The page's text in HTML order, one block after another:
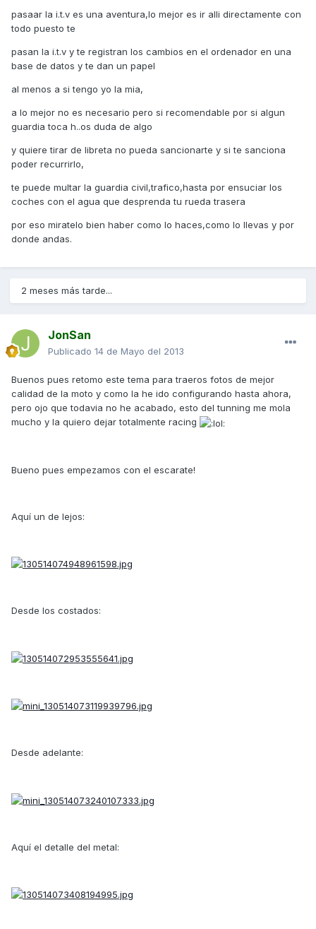
pasaar la i.t.v es una aventura,lo mejor es ir alli directamente con
todo puesto te
pasan la i.t.v y te registran los cambios en el ordenador en una
base de datos y te dan un papel
al menos a si tengo yo la mia,
a lo mejor no es necesario pero si recomendable por si algun
guardia toca h..os duda de algo
y quiere tirar de libreta no pueda sancionarte y si te sanciona
poder recurrirlo,
te puede multar la guardia civil,trafico,hasta por ensuciar los
coches con el agua que desprenda tu rueda trasera
por eso miratelo bien haber como lo haces,como lo llevas y por
donde andas.
2 meses más tarde...
JonSan
Publicado 14 de Mayo del 2013
Buenos pues retomo este tema para traeros fotos de mejor
calidad de la moto y como la he ido configurando hasta ahora,
pero ojo que todavia no he acabado, esto del tunning me mola
mucho y la quiero dejar totalmente racing
Bueno pues empezamos con el escarate!
Aquí un de lejos:
Desde los costados:
Desde adelante:
Aquí el detalle del metal: